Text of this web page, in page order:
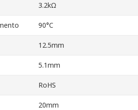
3.2kΩ
90°C
12.5mm
5.1mm
RoHS
20mm